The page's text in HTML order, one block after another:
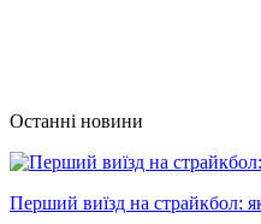
Останні новини
Перший виїзд на страйкбол: